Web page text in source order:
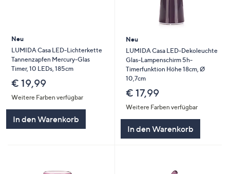
um
diese
anzuzeigen.
Neu
LUMIDA Casa LED-Lichterkette
Tannenzapfen Mercury-Glas
Timer, 10 LEDs, 185cm
€ 19,99
Weitere Farben verfügbar
In den Warenkorb
Neu
LUMIDA Casa LED-Dekoleuchte
Glas-Lampenschirm 5h-
Timerfunktion Höhe 18cm, Ø
10,7cm
€ 17,99
Weitere Farben verfügbar
In den Warenkorb